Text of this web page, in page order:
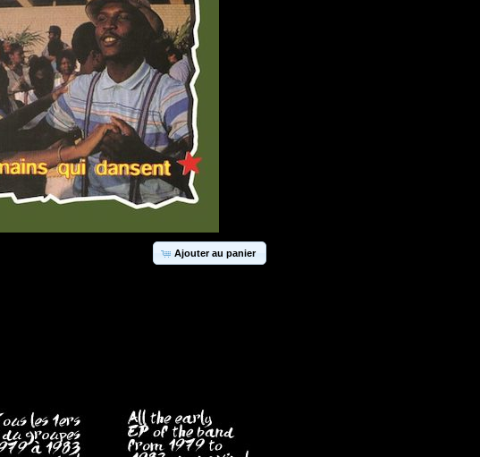
Ajouter au panier